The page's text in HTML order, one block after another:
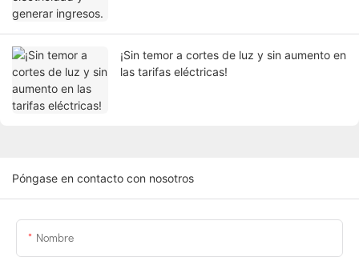
¡Sin temor a cortes de luz y sin aumento en
las tarifas eléctricas!
Póngase en contacto con nosotros
Nombre